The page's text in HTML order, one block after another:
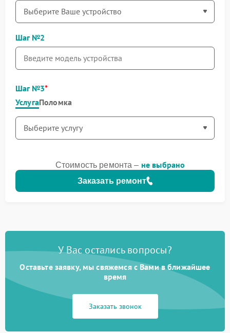
Шаг №2
Шаг №3
УслугаПоломка
Заказать ремонт
Стоимость ремонта – не выбрано
У Вас остались вопросы?
Оставьте заявку, мы свяжемся с Вами в ближайшее
время
Заказать звонок